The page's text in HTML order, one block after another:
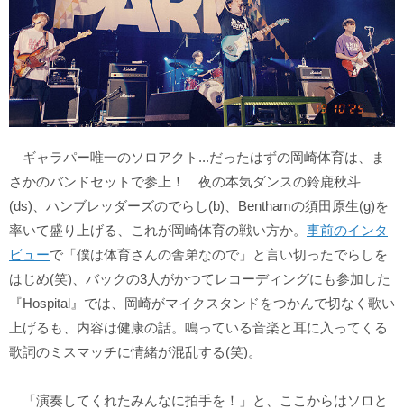
ギャラパー唯一のソロアクト...だったはずの岡崎体育は、ま
さかのバンドセットで参上！ 夜の本気ダンスの鈴鹿秋斗
(ds)、ハンブレッダーズのでらし(b)、Benthamの須田原生(g)を
率いて盛り上げる、これが岡崎体育の戦い方か。 事前のインタ
ビューで「僕は体育さんの舎弟なので」と言い切ったでらしを
はじめ(笑)、バックの3人がかつてレコーディングにも参加した
『Hospital』では、岡崎がマイクスタンドをつかんで切なく歌い
上げるも、内容は健康の話。鳴っている音楽と耳に入ってくる
歌詞のミスマッチに情緒が混乱する(笑)。
「演奏してくれたみんなに拍手を！」と、ここからはソロと